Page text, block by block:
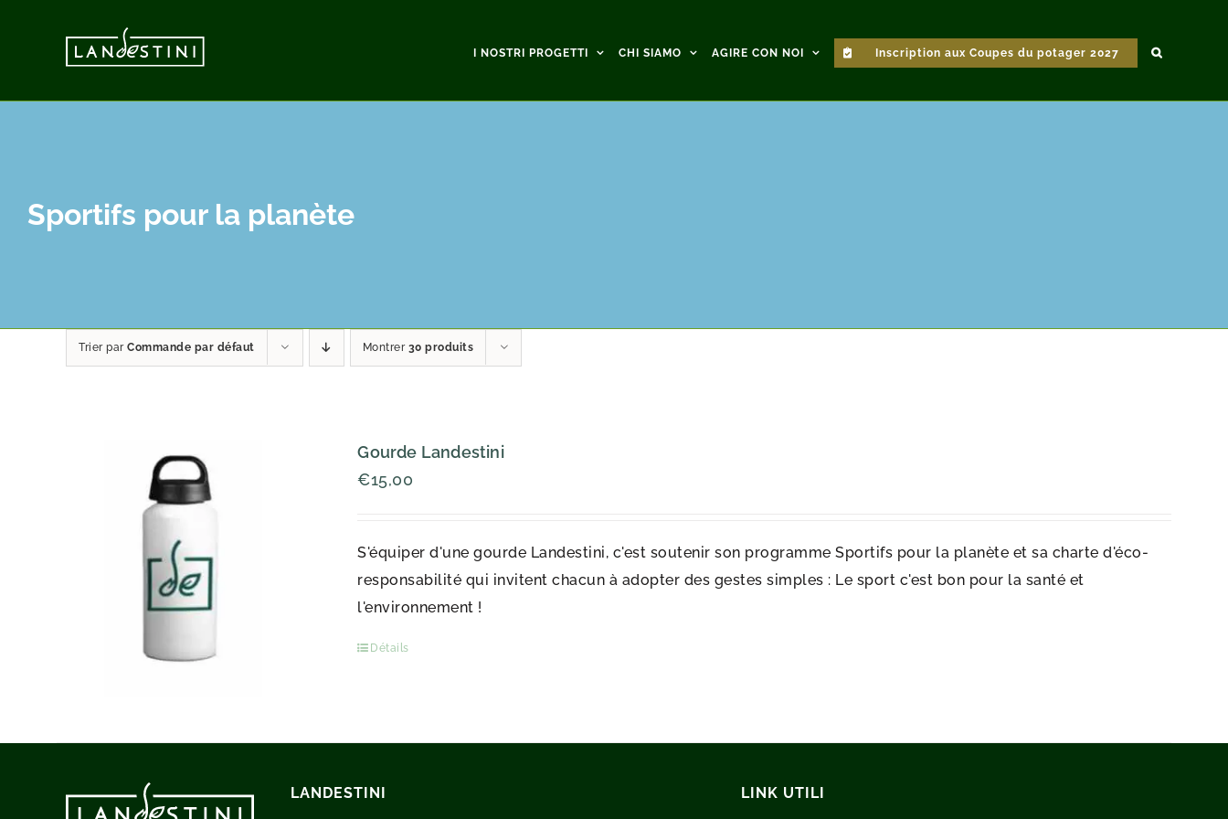
contenuto
I NOSTRI PROGETTI CHI SIAMO AGIRE CON NOI Inscription aux Coupes du potager 2027
Sportifs pour la planète
Trier par Commande par défaut Montrer 30 produits
Gourde Landestini
€15,00
S'équiper d'une gourde Landestini, c'est soutenir son programme Sportifs pour la planète et sa charte d'éco-
responsabilité qui invitent chacun à adopter des gestes simples : Le sport c'est bon pour la santé et
l'environnement !
Détails
LANDESTINI LINK UTILI